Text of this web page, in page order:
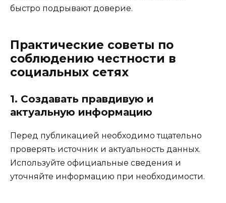
быстро подрывают доверие.
Практические советы по
соблюдению честности в
социальных сетях
1. Создавать правдивую и
актуальную информацию
Перед публикацией необходимо тщательно
проверять источник и актуальность данных.
Используйте официальные сведения и
уточняйте информацию при необходимости.